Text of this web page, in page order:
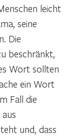
leicht
seine
Die
beschränkt,
Wort sollten
ein Wort
Fall die
und, dass